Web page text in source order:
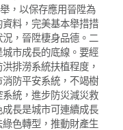
，以保存應用晉陞為
料，完美基本舉措措
，晉陞棲身品德。二
城市成長的底線。要經
排澇系統扶植程度，
防平安系統，不竭樹
系統，進步防災減災救
長是城市可連續成長
色轉型，推動財產生